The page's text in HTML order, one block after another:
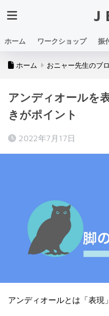
ホーム ワークショップ 振
ホーム おニャー先生のブ
アンディオールを
きがポイント
2022年7月17日
アンディオールとは「表現